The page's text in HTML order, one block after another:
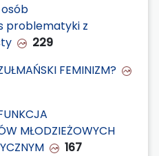
problematyki z
229
FEMINIZM?
MŁODZIEŻOWYCH
167